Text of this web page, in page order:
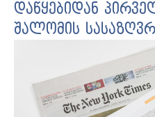
დაწყებიდან
შალომის